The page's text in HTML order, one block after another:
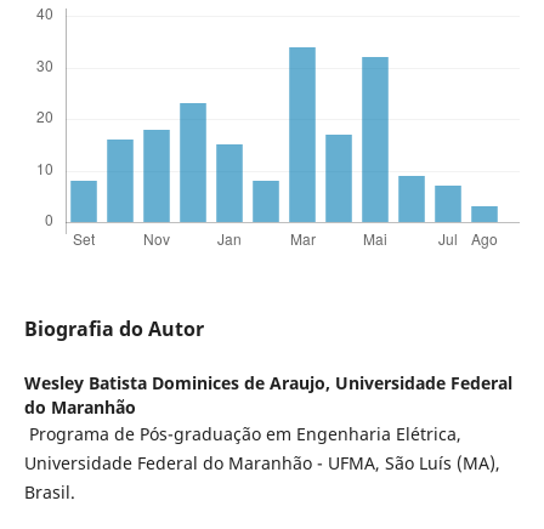
Biografia do Autor
Wesley Batista Dominices de Araujo, Universidade Federal
do Maranhão
Programa de Pós-graduação em Engenharia Elétrica,
Universidade Federal do Maranhão - UFMA, São Luís (MA),
Brasil.